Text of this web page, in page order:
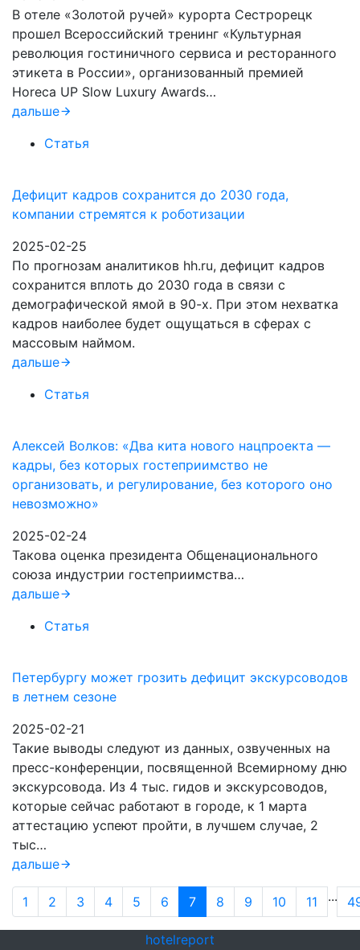
В отеле «Золотой ручей» курорта Сестрорецк
прошел Всероссийский тренинг «Культурная
революция гостиничного сервиса и ресторанного
этикета в России», организованный премией
Horeca UP Slow Luxury Awards…
дальше
Статья
Дефицит кадров сохранится до 2030 года,
компании стремятся к роботизации
2025-02-25
По прогнозам аналитиков hh.ru, дефицит кадров
сохранится вплоть до 2030 года в связи с
демографической ямой в 90-х. При этом нехватка
кадров наиболее будет ощущаться в сферах с
массовым наймом.
дальше
Статья
Алексей Волков: «Два кита нового нацпроекта —
кадры, без которых гостеприимство не
организовать, и регулирование, без которого оно
невозможно»
2025-02-24
Такова оценка президента Общенационального
союза индустрии гостеприимства…
дальше
Статья
Петербургу может грозить дефицит экскурсоводов
в летнем сезоне
2025-02-21
Такие выводы следуют из данных, озвученных на
пресс-конференции, посвященной Всемирному дню
экскурсовода. Из 4 тыс. гидов и экскурсоводов,
которые сейчас работают в городе, к 1 марта
аттестацию успеют пройти, в лучшем случае, 2
тыс…
дальше
1 2 3 4 5 6 7 8 9 10 11 ...
hotelreport